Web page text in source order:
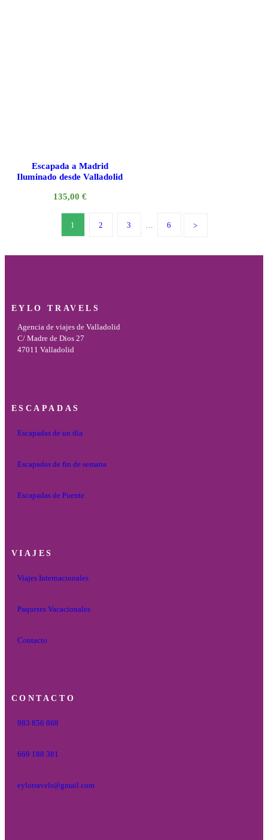
Escapada a Madrid
Iluminado desde Valladolid
135,00 €
1 2 3 … 6
EYLO TRAVELS
Agencia de viajes de Valladolid
C/ Madre de Dios 27
47011 Valladolid
ESCAPADAS
Escapadas de un día
Escapadas de fin de semana
Escapadas de Puente
VIAJES
Viajes Internacionales
Paquetes Vacacionales
Contacto
CONTACTO
983 856 868
669 188 381
eylotravels@gmail.com